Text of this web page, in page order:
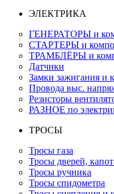
ЭЛЕКТРИКА
ГЕНЕРАТОРЫ и
СТАРТЕРЫ и
ТРАМБЛЁРЫ и
Датчики
Замки зажигания и
Провода выс.
Резисторы
РАЗНОЕ по
ТРОСЫ
Тросы газа
Тросы дверей,
Тросы ручника
Тросы спидометра